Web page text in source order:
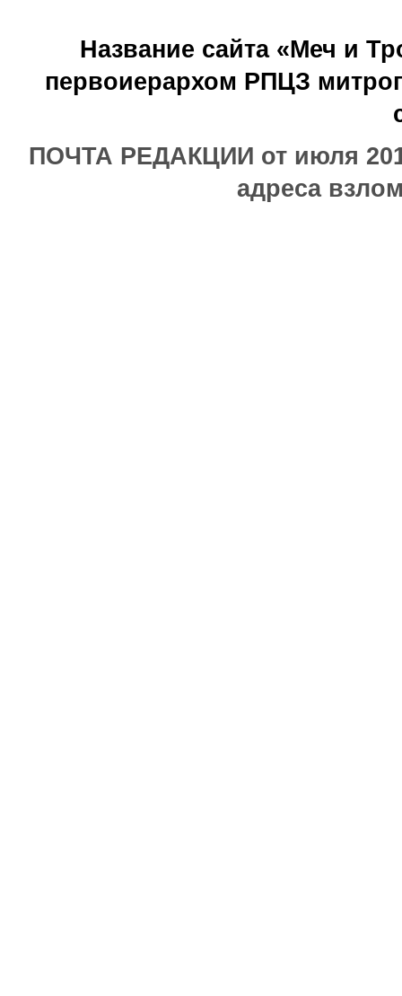
Название сайта «Меч и
первоиерархом РПЦЗ
ПОЧТА РЕДАКЦИИ от июля
адреса